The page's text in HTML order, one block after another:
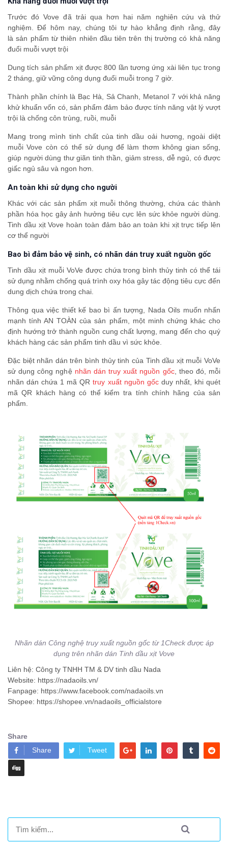
Trước đó Vove đã trải qua hơn hai năm nghiên cứu và thử
nghiệm. Để hôm nay, chúng tôi tự hào khẳng định rằng, đây
là sản phẩm từ thiên nhiên đầu tiên trên thị trường có khả năng
đuổi muỗi vượt trội
Dung tích sản phẩm xịt được 800 lần tương ứng xài liên tục trong
2 tháng, giữ vững công dụng đuổi muỗi trong 7 giờ.
Thành phần chính là Bạc Hà, Sả Chanh, Metanol 7 với khả năng
khử khuẩn vốn có, sản phẩm đảm bảo được tính năng vật lý vượt
trội là chống côn trùng, ruồi, muỗi
Mang trong mình tinh chất của tinh dầu oải hương, ngoài diệt
muỗi Vove còn có thể sử dụng để làm thơm không gian sống,
giúp người dùng thư giãn tinh thần, giảm stress, dễ ngủ, có được
giấc ngủ sâu và ngon hơn.
An toàn khi sử dụng cho người
Khác với các sản phẩm xịt muỗi thông thường, chứa các thành
phần hóa học gây ảnh hưởng tiêu cực lên sức khỏe người dùng.
Tinh dầu xịt Vove hoàn toàn đảm bảo an toàn khi xịt trực tiếp lên
cơ thể người
Bao bì đảm bảo vệ sinh, có nhãn dán truy xuất nguồn gốc
Tinh dầu xịt muỗi VoVe được chứa trong bình thủy tinh có thể tái
sử dụng nhằm chống quá trình oxy hóa gây tác động tiêu cực đến
dung dịch chứa trong chai.
Thông qua việc thiết kế bao bì ấn tượng, Nada Oils muốn nhấn
mạnh tính AN TOÀN của sản phẩm, một minh chứng khác cho
định hướng trở thành nguồn cung chất lượng, mang đến cho quý
khách hàng các sản phẩm tinh dầu vì sức khỏe.
Đặc biệt nhãn dán trên bình thủy tinh của Tinh dầu xịt muỗi VoVe
sử dụng công nghệ nhãn dán truy xuất nguồn gốc, theo đó, mỗi
nhãn dán chứa 1 mã QRtruy xuất nguồn gốcduy nhất, khi quét
mã QR khách hàng có thể kiểm tra tính chính hãng của sản
phẩm.
Nhãn dán Công nghệ truy xuất nguồn gốc từ 1Check được áp
dụng trên nhãn dán Tinh dầu xịt Vove
Liên hệ: Công ty TNHH TM & DV tinh dầu Nada
Website: https://nadaoils.vn/
Fanpage: https://www.facebook.com/nadaoils.vn
Shopee: https://shopee.vn/nadaoils_officialstore
Share
Share
Tweet